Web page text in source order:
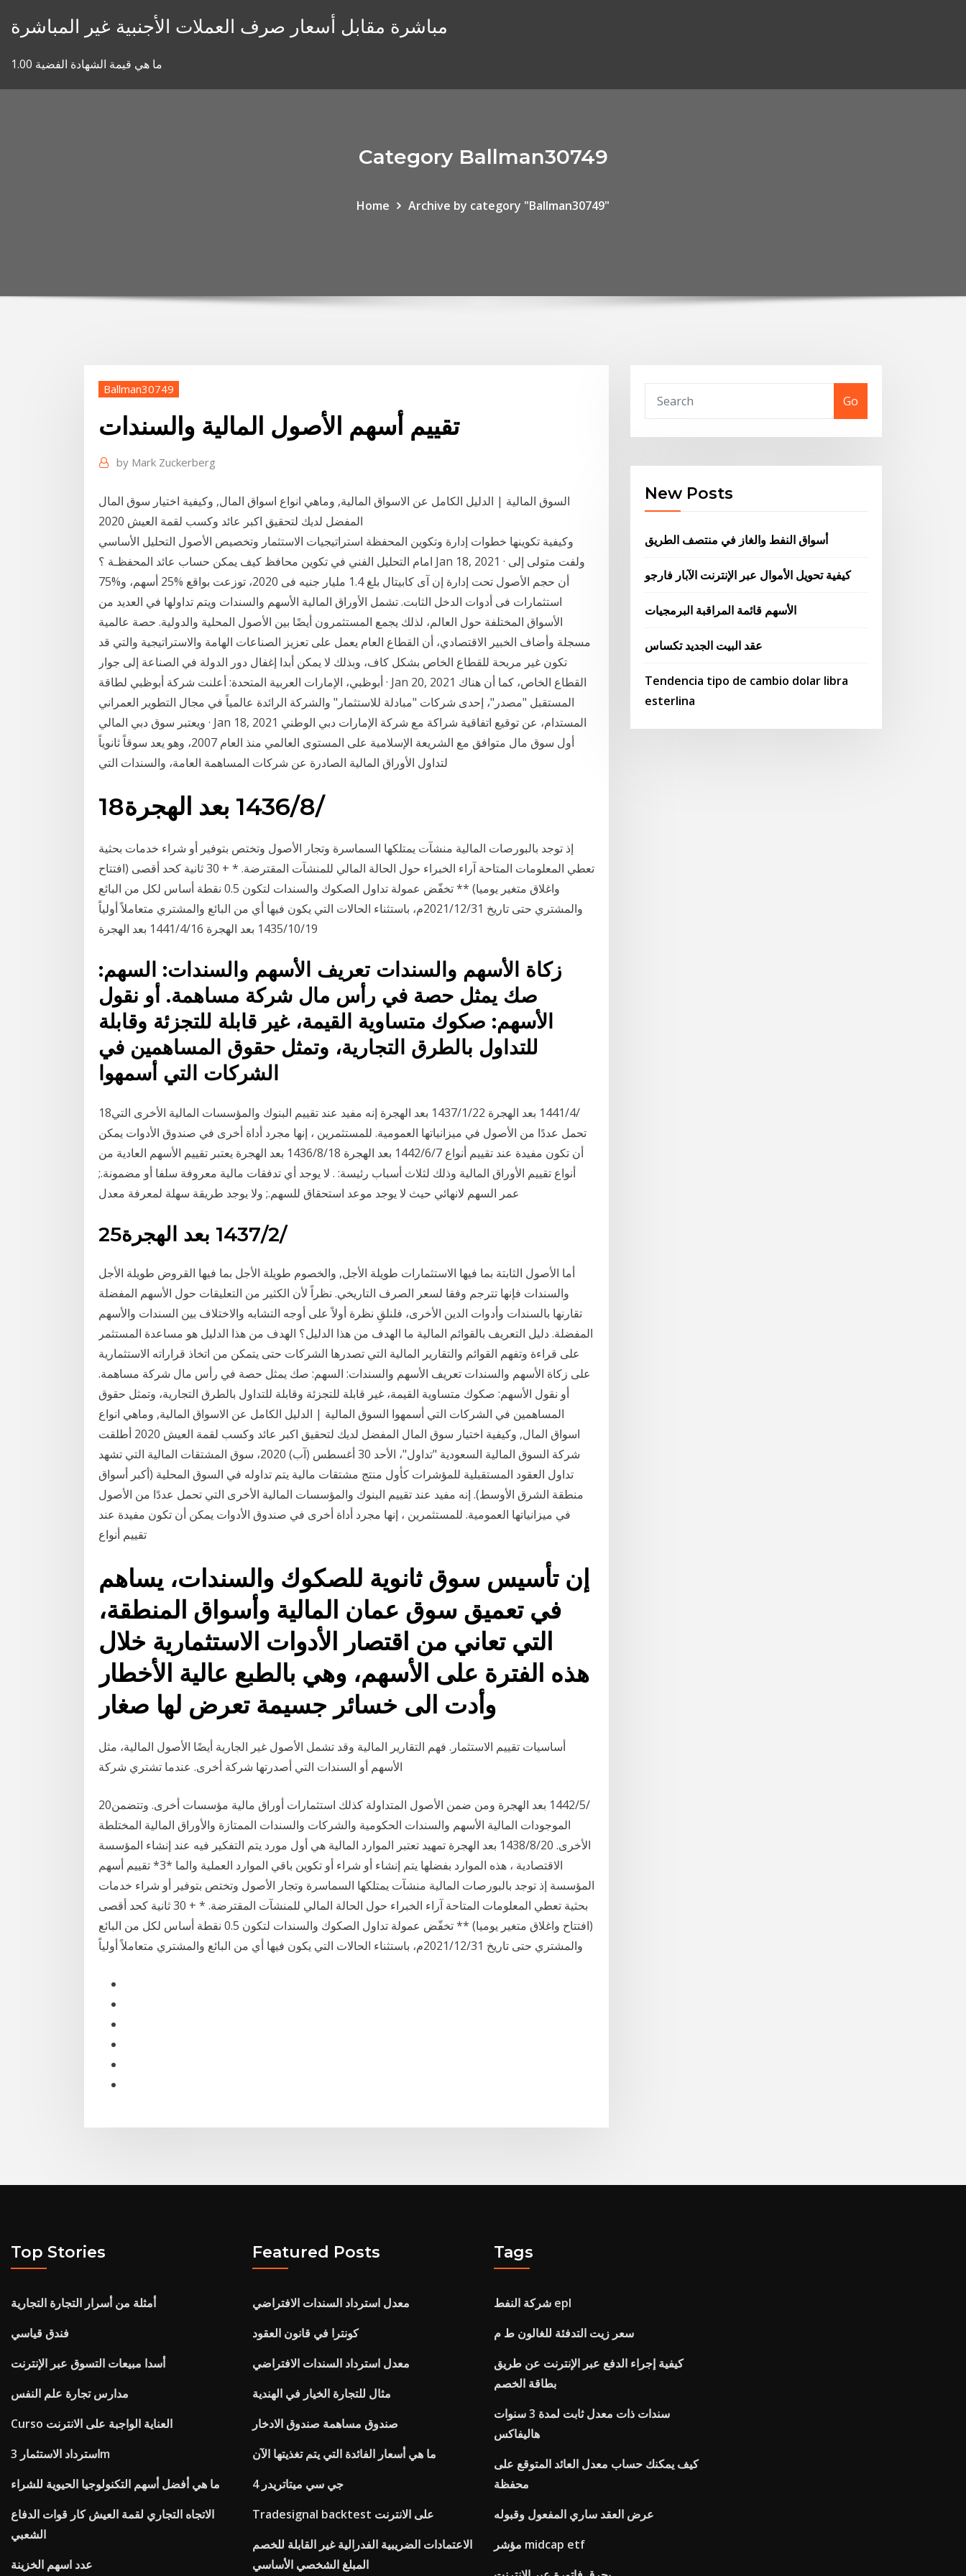
مباشرة مقابل أسعار صرف العملات الأجنبية غير المباشرة
ما هي قيمة الشهادة الفضية 1.00
Category Ballman30749
Home Archive by category "Ballman30749"
Ballman30749
تقييم أسهم الأصول المالية والسندات
by Mark Zuckerberg
السوق المالية | الدليل الكامل عن الاسواق المالية, وماهي انواع اسواق المال, وكيفية اختيار سوق المال
المفضل لديك لتحقيق اكبر عائد وكسب لقمة العيش 2020
وكيفية تكوينها خطوات إدارة وتكوين المحفظة استراتيجيات الاستثمار وتخصيص الأصول التحليل الأساسي
امام التحليل الفني في تكوين محافظ كيف يمكن حساب عائد المحفظـة ؟ Jan 18, 2021 · ‎‫ولفت متولى إلى
أن حجم الأصول تحت إدارة إن آى كابيتال بلغ 1.4 مليار جنيه فى 2020، توزعت بواقع %25 أسهم، و%75
استثمارات فى أدوات الدخل الثابت. تشمل الأوراق المالية الأسهم والسندات ويتم تداولها في العديد من
الأسواق المختلفة حول العالم، لذلك يجمع المستثمرون أيضًا بين الأصول المحلية والدولية. حصة عالمية
مسجلة وأضاف الخبير الاقتصادي، أن القطاع العام يعمل على تعزيز الصناعات الهامة والاستراتيجية والتي قد
تكون غير مربحة للقطاع الخاص بشكل كاف، وبذلك لا يمكن أبدا إغفال دور الدولة في الصناعة إلى جوار
القطاع الخاص، كما أن هناك Jan 20, 2021 · أبوظبي، الإمارات العربية المتحدة: أعلنت شركة أبوظبي لطاقة
المستقبل "مصدر"، إحدى شركات "مبادلة للاستثمار" والشركة الرائدة عالمياً في مجال التطوير العمراني
المستدام، عن توقيع اتفاقية شراكة مع شركة الإمارات دبي الوطني Jan 18, 2021 · ويعتبر سوق دبي المالي
أول سوق مال متوافق مع الشريعة الإسلامية على المستوى العالمي منذ العام 2007، وهو يعد سوقاً ثانوياً
لتداول الأوراق المالية الصادرة عن شركات المساهمة العامة، والسندات التي
18‏‏/8‏‏/1436 بعد الهجرة
إذ توجد بالبورصات المالية منشآت يمتلكها السماسرة وتجار الأصول وتختص بتوفير أو شراء خدمات بحثية
تعطي المعلومات المتاحة آراء الخبراء حول الحالة المالي للمنشآت المقترضة. * + 30 ثانية كحد أقصى (افتتاح
واغلاق متغير يوميا) ** تخفّض عمولة تداول الصكوك والسندات لتكون 0.5 نقطة أساس لكل من البائع
والمشتري حتى تاريخ 2021/12/31م، باستثناء الحالات التي يكون فيها أي من البائع والمشتري متعاملاً أولياً
19‏‏/10‏‏/1435 بعد الهجرة 16‏‏/4‏‏/1441 بعد الهجرة
زكاة الأسهم والسندات تعريف الأسهم والسندات: السهم:
صك يمثل حصة في رأس مال شركة مساهمة. أو نقول
الأسهم: صكوك متساوية القيمة، غير قابلة للتجزئة وقابلة
للتداول بالطرق التجارية، وتمثل حقوق المساهمين في
الشركات التي أسمهوا
18‏‏/4‏‏/1441 بعد الهجرة 22‏‏/1‏‏/1437 بعد الهجرة إنه مفيد عند تقييم البنوك والمؤسسات المالية الأخرى التي
تحمل عددًا من الأصول في ميزانياتها العمومية. للمستثمرين ، إنها مجرد أداة أخرى في صندوق الأدوات يمكن
أن تكون مفيدة عند تقييم أنواع 7‏‏/6‏‏/1442 بعد الهجرة 18‏‏/8‏‏/1436 بعد الهجرة يعتبر تقييم الأسهم العادية من
أنواع تقييم الأوراق المالية وذلك لثلاث أسباب رئيسة: . لا يوجد أي تدفقات مالية معروفة سلفا أو مضمونة.;
عمر السهم لانهائي حيث لا يوجد موعد استحقاق للسهم.; ولا يوجد طريقة سهلة لمعرفة معدل
25‏‏/2‏‏/1437 بعد الهجرة
أما الأصول الثابتة بما فيها الاستثمارات طويلة الأجل, والخصوم طويلة الأجل بما فيها القروض طويلة الأجل
والسندات فإنها تترجم وفقا لسعر الصرف التاريخي. نظراً لأن الكثير من التعليقات حول الأسهم المفضلة
تقارنها بالسندات وأدوات الدين الأخرى، فلنلقِ نظرة أولاً على أوجه التشابه والاختلاف بين السندات والأسهم
المفضلة. دليل التعريف بالقوائم المالية ما الهدف من هذا الدليل؟ الهدف من هذا الدليل هو مساعدة المستثمر
على قراءة وتفهم القوائم والتقارير المالية التي تصدرها الشركات حتى يتمكن من اتخاذ قراراته الاستثمارية
على زكاة الأسهم والسندات تعريف الأسهم والسندات: السهم: صك يمثل حصة في رأس مال شركة مساهمة.
أو نقول الأسهم: صكوك متساوية القيمة، غير قابلة للتجزئة وقابلة للتداول بالطرق التجارية، وتمثل حقوق
المساهمين في الشركات التي أسمهوا السوق المالية | الدليل الكامل عن الاسواق المالية, وماهي انواع
اسواق المال, وكيفية اختيار سوق المال المفضل لديك لتحقيق اكبر عائد وكسب لقمة العيش 2020 أطلقت
شركة السوق المالية السعودية "تداول"، الأحد 30 أغسطس (آب) 2020، سوق المشتقات المالية التي تشهد
تداول العقود المستقبلية للمؤشرات كأول منتج مشتقات مالية يتم تداوله في السوق المحلية (أكبر أسواق
منطقة الشرق الأوسط). إنه مفيد عند تقييم البنوك والمؤسسات المالية الأخرى التي تحمل عددًا من الأصول
في ميزانياتها العمومية. للمستثمرين ، إنها مجرد أداة أخرى في صندوق الأدوات يمكن أن تكون مفيدة عند
تقييم أنواع
إن تأسيس سوق ثانوية للصكوك والسندات، يساهم
في تعميق سوق عمان المالية وأسواق المنطقة،
التي تعاني من اقتصار الأدوات الاستثمارية خلال
هذه الفترة على الأسهم، وهي بالطبع عالية الأخطار
وأدت الى خسائر جسيمة تعرض لها صغار
أساسيات تقييم الاستثمار. فهم التقارير المالية وقد تشمل الأصول غير الجارية أيضًا الأصول المالية، مثل
20‏‏/5‏‏/1442 بعد الهجرة ومن ضمن الأصول المتداولة كذلك استثمارات أوراق مالية مؤسسات أخرى. وتتضمن
الموجودات المالية الأسهم والسندات الحكومية والشركات والسندات الممتازة والأوراق المالية المختلطة
الأخرى. 20‏‏/8‏‏/1438 بعد الهجرة تمهيد تعتبر الموارد المالية هي أول مورد يتم التفكير فيه عند إنشاء المؤسسة
الاقتصادية ، هذه الموارد بفضلها يتم إنشاء أو شراء أو تكوين باقي الموارد العملية والما *3* تقييم أسهم
المؤسسة إذ توجد بالبورصات المالية منشآت يمتلكها السماسرة وتجار الأصول وتختص بتوفير أو شراء خدمات
بحثية تعطي المعلومات المتاحة آراء الخبراء حول الحالة المالي للمنشآت المقترضة. * + 30 ثانية كحد أقصى
(افتتاح واغلاق متغير يوميا) ** تخفّض عمولة تداول الصكوك والسندات لتكون 0.5 نقطة أساس لكل من البائع
والمشتري حتى تاريخ 2021/12/31م، باستثناء الحالات التي يكون فيها أي من البائع والمشتري متعاملاً أولياً
Go
New Posts
أسواق النفط والغاز في منتصف الطريق
كيفية تحويل الأموال عبر الإنترنت الآبار فارجو
الأسهم قائمة المراقبة البرمجيات
عقد البيت الجديد تكساس
Tendencia tipo de cambio dolar libra
esterlina
Top Stories
أمثلة من أسرار التجارة التجارية
فندق قياسي
أسدا مبيعات التسوق عبر الإنترنت
مدارس تجارة علم النفس
Curso العناية الواجبة على الانترنت
استرداد الاستثمار 3m
ما هي أفضل أسهم التكنولوجيا الحيوية للشراء
الاتجاه التجاري لقمة العيش كار قوات الدفاع
الشعبي
عدد اسهم الخزينة
Featured Posts
معدل استرداد السندات الافتراضي
كونترا في قانون العقود
معدل استرداد السندات الافتراضي
مثال للتجارة الخيار في الهندية
صندوق مساهمة صندوق الادخار
ما هي أسعار الفائدة التي يتم تغذيتها الآن
جي سي ميتاتريدر 4
Tradesignal backtest على الانترنت
الاعتمادات الضريبية الفدرالية غير القابلة للخصم
المبلغ الشخصي الأساسي
Tags
شركة النفط epl
سعر زيت التدفئة للغالون ط م
كيفية إجراء الدفع عبر الإنترنت عن طريق
بطاقة الخصم
سندات ذات معدل ثابت لمدة 3 سنوات
هاليفاكس
كيف يمكنك حساب معدل العائد المتوقع على
محفظة
عرض العقد ساري المفعول وقبوله
مؤشر midcap etf